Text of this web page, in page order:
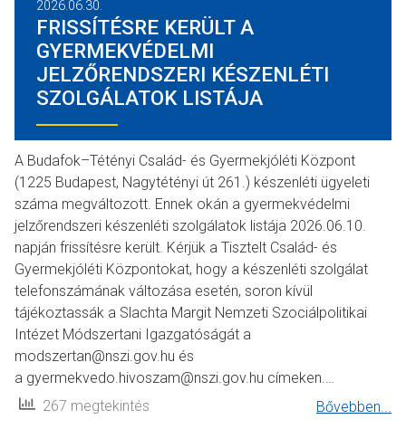
2026.06.30.
FRISSÍTÉSRE KERÜLT A
GYERMEKVÉDELMI
JELZŐRENDSZERI KÉSZENLÉTI
SZOLGÁLATOK LISTÁJA
A Budafok–Tétényi Család- és Gyermekjóléti Központ
(1225 Budapest, Nagytétényi út 261.) készenléti ügyeleti
száma megváltozott. Ennek okán a gyermekvédelmi
jelzőrendszeri készenléti szolgálatok listája 2026.06.10.
napján frissítésre került. Kérjük a Tisztelt Család- és
Gyermekjóléti Központokat, hogy a készenléti szolgálat
telefonszámának változása esetén, soron kívül
tájékoztassák a Slachta Margit Nemzeti Szociálpolitikai
Intézet Módszertani Igazgatóságát a
modszertan@nszi.gov.hu és
a gyermekvedo.hivoszam@nszi.gov.hu címeken.…
267 megtekintés
Bővebben...